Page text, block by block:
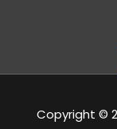
Copyright ©